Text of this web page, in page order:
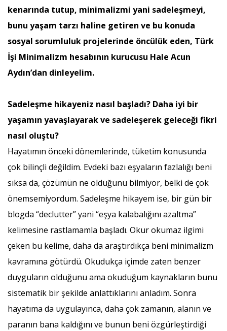
kenarında tutup, minimalizmi yani sadeleşmeyi,
bunu yaşam tarzı haline getiren ve bu konuda
sosyal sorumluluk projelerinde öncülük eden, Türk
İşi Minimalizm hesabının kurucusu Hale Acun
Aydın’dan dinleyelim.
Sadeleşme hikayeniz nasıl başladı? Daha iyi bir
yaşamın yavaşlayarak ve sadeleşerek geleceği fikri
nasıl oluştu?
Hayatımın önceki dönemlerinde, tüketim konusunda
çok bilinçli değildim. Evdeki bazı eşyaların fazlalığı beni
sıksa da, çözümün ne olduğunu bilmiyor, belki de çok
önemsemiyordum. Sadeleşme hikayem ise, bir gün bir
blogda “declutter” yani “eşya kalabalığını azaltma”
kelimesine rastlamamla başladı. Okur okumaz ilgimi
çeken bu kelime, daha da araştırdıkça beni minimalizm
kavramına götürdü. Okudukça içimde zaten benzer
duyguların olduğunu ama okuduğum kaynakların bunu
sistematik bir şekilde anlattıklarını anladım. Sonra
hayatıma da uygulayınca, daha çok zamanın, alanın ve
paranın bana kaldığını ve bunun beni özgürleştirdiği